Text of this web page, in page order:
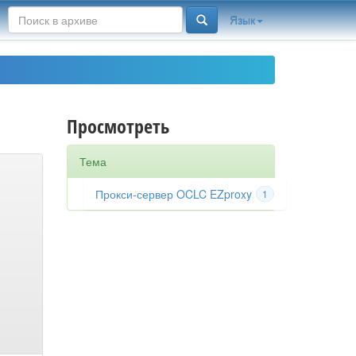
Язык
Просмотреть
Тема
1
Прокси-сервер OCLC EZproxy